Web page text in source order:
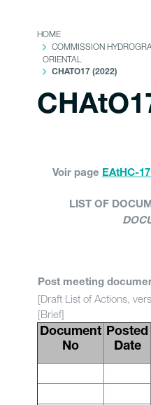
HOME
COMMISSION
ORIENTAL
CHATO17 (2022)
Voir page EAtHC-
LIST OF
Post meeting
[Draft List of Actions,
[Brief]
Document
No
Posted
Date